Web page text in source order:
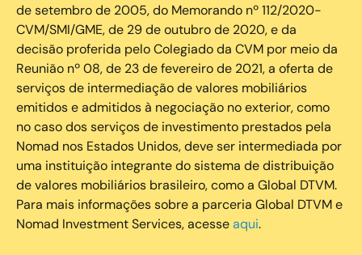
de setembro de 2005, do Memorando nº 112/2020-
CVM/SMI/GME, de 29 de outubro de 2020, e da
decisão proferida pelo Colegiado da CVM por meio da
Reunião nº 08, de 23 de fevereiro de 2021, a oferta de
serviços de intermediação de valores mobiliários
emitidos e admitidos à negociação no exterior, como
no caso dos serviços de investimento prestados pela
Nomad nos Estados Unidos, deve ser intermediada por
uma instituição integrante do sistema de distribuição
de valores mobiliários brasileiro, como a Global DTVM.
Para mais informações sobre a parceria Global DTVM e
Nomad Investment Services, acesseaqui.